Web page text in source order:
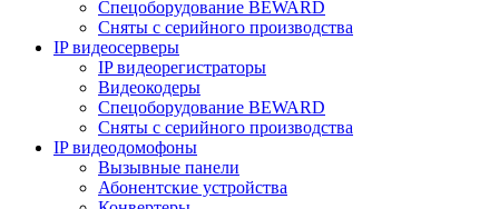
Спецоборудование BEWARD
Сняты с серийного производства
IP видеосерверы
IP видеорегистраторы
Видеокодеры
Спецоборудование BEWARD
Сняты с серийного производства
IP видеодомофоны
Вызывные панели
Абонентские устройства